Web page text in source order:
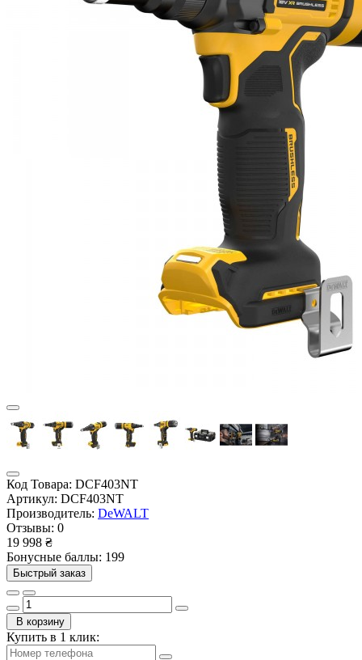
Код Товара: DCF403NT
Артикул: DCF403NT
Производитель: DeWALT
Отзывы: 0
19 998 ₴
Бонусные баллы: 199
Быстрый заказ
В корзину
Купить в 1 клик: